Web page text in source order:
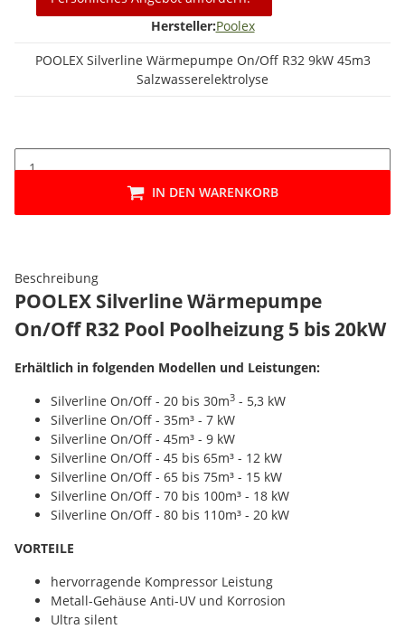
Hersteller:Poolex
POOLEX Silverline Wärmepumpe On/Off R32 9kW 45m3
Salzwasserelektrolyse
IN DEN WARENKORB
Beschreibung
POOLEX Silverline Wärmepumpe
On/Off R32 Pool Poolheizung 5 bis 20kW
Erhältlich in folgenden Modellen und Leistungen:
Silverline On/Off - 20 bis 30m3 - 5,3 kW
Silverline On/Off - 35m³ - 7 kW
Silverline On/Off - 45m³ - 9 kW
Silverline On/Off - 45 bis 65m³ - 12 kW
Silverline On/Off - 65 bis 75m³ - 15 kW
Silverline On/Off - 70 bis 100m³ - 18 kW
Silverline On/Off - 80 bis 110m³ - 20 kW
VORTEILE
hervorragende Kompressor Leistung
Metall-Gehäuse Anti-UV und Korrosion
Ultra silent